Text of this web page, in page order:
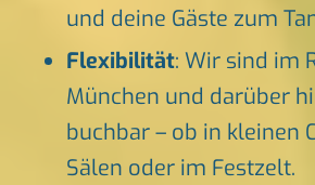
und deine Gäste zum
Flexibilität: Wir sind im
München und darüber
buchbar – ob in kleinen
Sälen oder im Festzelt.